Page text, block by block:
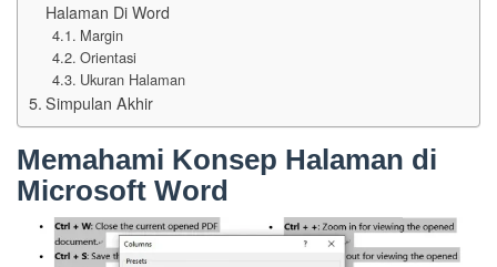
Halaman Di Word
Margin
Orientasi
Ukuran Halaman
Simpulan Akhir
Memahami Konsep Halaman di
Microsoft Word